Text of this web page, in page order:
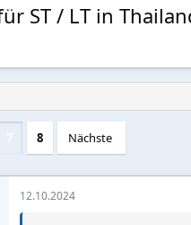
ST / LT in
8 Nächste
12.10.2024